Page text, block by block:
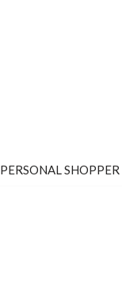
PERSONAL SHOPPER